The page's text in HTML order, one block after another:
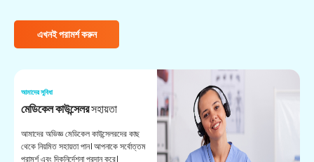
এখনই পরামর্শ করুন
আমাদের সুবিধা
মেডিকেল কাউন্সেলরসহায়তা
আমাদের অভিজ্ঞ মেডিকেল কাউন্সেলরদের কাছ
থেকে নিয়মিত সহায়তা পান। আপনাকে সর্বোত্তম
পরামর্শ এবং দিকনির্দেশনা প্রদান করে।